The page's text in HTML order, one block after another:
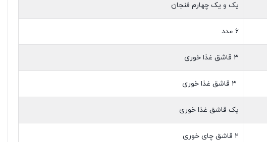
یک و یک چهارم فنجان
۶ عدد
۳ قاشق غذا خوری
یک قاشق غذا خوری
۲ قاشق چای خوری